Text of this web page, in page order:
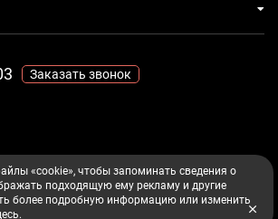
Заказать звонок
«cookie», чтобы запоминать сведения о
подходящую ему рекламу и другие
более подробную информацию или изменить
.